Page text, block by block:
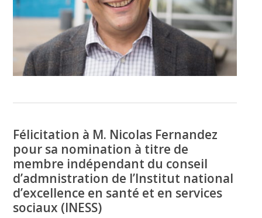
Félicitation à M. Nicolas Fernandez
pour sa nomination à titre de
membre indépendant du conseil
d’admnistration de l’Institut national
d’excellence en santé et en services
sociaux (INESS)